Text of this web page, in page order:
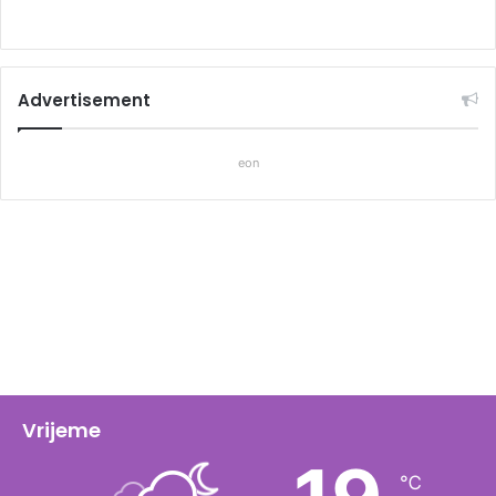
Advertisement
eon
Vrijeme
℃